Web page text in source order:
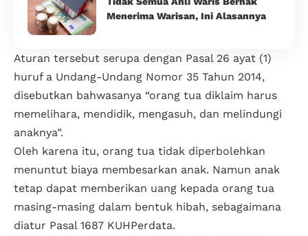
Menerima Warisan, Ini Alasannya
Aturan tersebut serupa dengan Pasal 26 ayat (1)
huruf a Undang-Undang Nomor 35 Tahun 2014,
disebutkan bahwasanya “orang tua diklaim harus
memelihara, mendidik, mengasuh, dan melindungi
anaknya”.
Oleh karena itu, orang tua tidak diperbolehkan
menuntut biaya membesarkan anak. Namun anak
tetap dapat memberikan uang kepada orang tua
masing-masing dalam bentuk hibah, sebagaimana
diatur Pasal 1687 KUHPerdata.